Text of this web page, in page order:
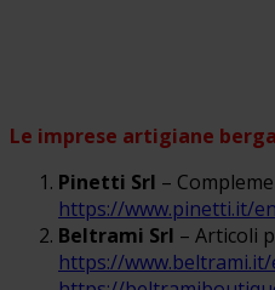
Le imprese artigiane
Pinetti Srl –
https://www.pinetti.it/en
Beltrami Srl – Articoli
https://www.beltrami.it/